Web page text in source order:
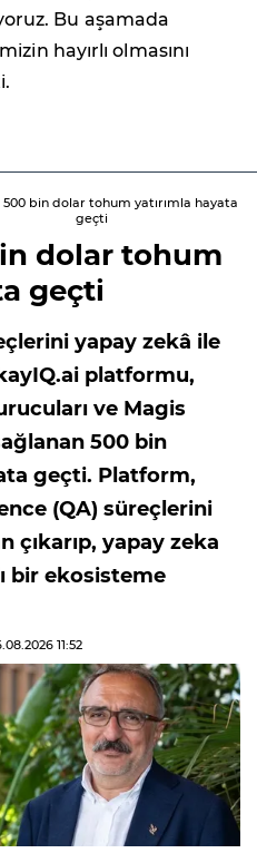
Bu aşamada
hayırlı olmasını
500 bin dolar tohum yatırımla hayata
geçti
dolar tohum
geçti
yapay zekâ ile
platformu,
ve Magis
500 bin
geçti. Platform,
(QA) süreçlerini
çıkarıp, yapay zeka
bir ekosisteme
11:52